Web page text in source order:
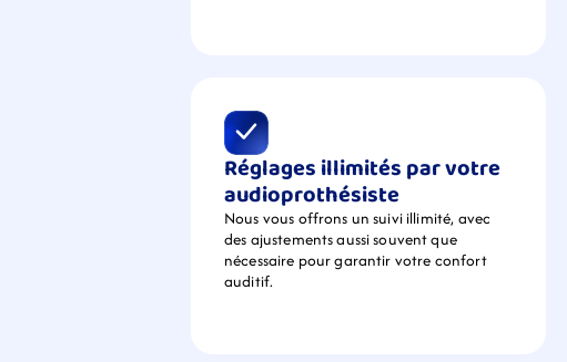
Réglages illimités par votre
audioprothésiste
Nous vous offrons un suivi illimité, avec
des ajustements aussi souvent que
nécessaire pour garantir votre confort
auditif.